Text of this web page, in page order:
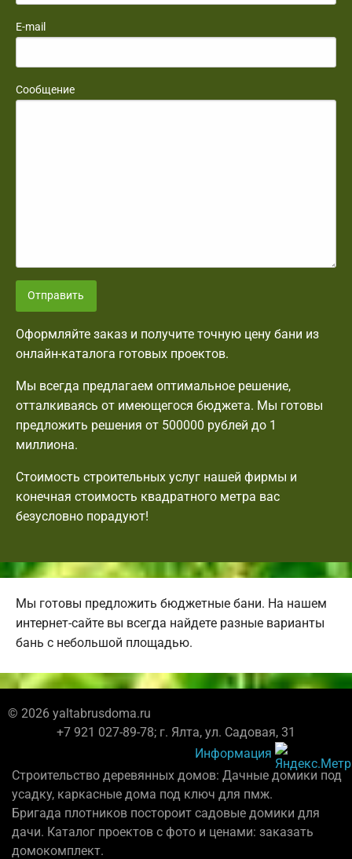
E-mail
Сообщение
Отправить
Оформляйте заказ и получите точную цену бани из
онлайн-каталога готовых проектов.
Мы всегда предлагаем оптимальное решение,
отталкиваясь от имеющегося бюджета. Мы готовы
предложить решения от 500000 рублей до 1
миллиона.
Стоимость строительных услуг нашей фирмы и
конечная стоимость квадратного метра вас
безусловно порадуют!
Мы готовы предложить бюджетные бани. На нашем
интернет-сайте вы всегда найдете разные варианты
бань с небольшой площадью.
© 2026 yaltabrusdoma.ru
+7 921 027-89-78; г. Ялта, ул. Садовая, 31
Информация
Строительство деревянных домов: Дачные домики под
усадку, каркасные дома под ключ для пмж.
Бригада плотников постороит садовые домики для
дачи. Каталог проектов с фото и ценами: заказать
домокомплект.